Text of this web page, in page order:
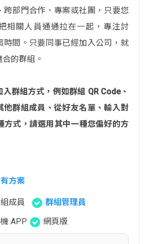
跨部門合作、專案或社團，只要您
相關人員通通拉在一起，專注討
時間。只要同事已經加入公司，就
的群組。
群組方式，例如群組 QR Code、
他群組成員、從好友名單、輸入對
方式，請選用其中一種您偏好的方
方案
成員
群組管理員
APP 網頁版